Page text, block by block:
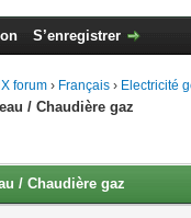
S’enregistrer
forum › Français › Electricité
/ Chaudière gaz
/ Chaudière gaz